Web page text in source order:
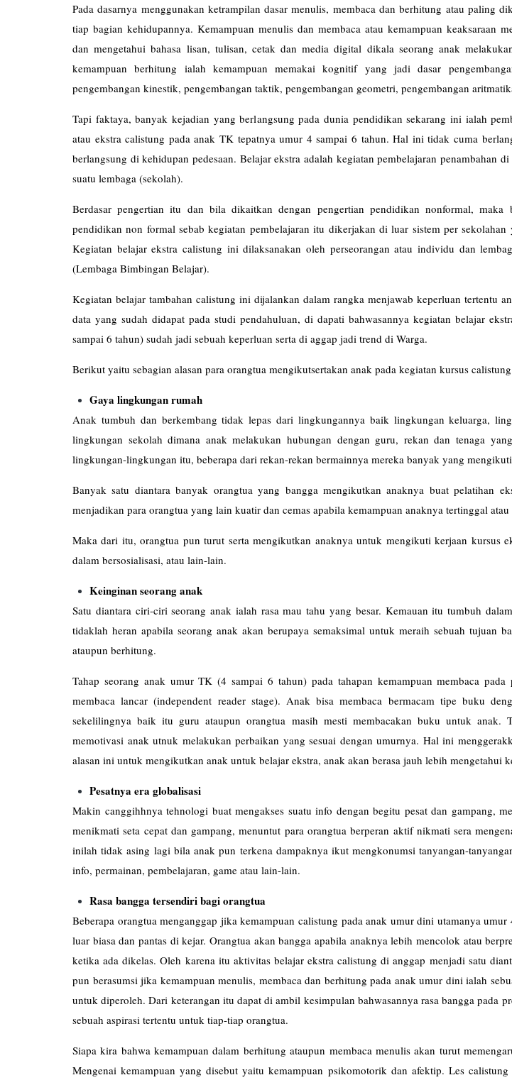
Pada dasarnya menggunakan ketrampilan dasar menulis, membaca dan berhitung atau paling
tiap bagian kehidupannya. Kemampuan menulis dan membaca atau kemampuan keaksaraan
dan mengetahui bahasa lisan, tulisan, cetak dan media digital dikala seorang anak
kemampuan berhitung ialah kemampuan memakai kognitif yang jadi dasar
pengembangan kinestik, pengembangan taktik, pengembangan geometri, pengembangan
Tapi faktaya, banyak kejadian yang berlangsung pada dunia pendidikan sekarang ini ialah
atau ekstra calistung pada anak TK tepatnya umur 4 sampai 6 tahun. Hal ini tidak cuma
berlangsung di kehidupan pedesaan. Belajar ekstra adalah kegiatan pembelajaran penambahan
suatu lembaga (sekolah).
Berdasar pengertian itu dan bila dikaitkan dengan pengertian pendidikan nonformal, maka
pendidikan non formal sebab kegiatan pembelajaran itu dikerjakan di luar sistem per
Kegiatan belajar ekstra calistung ini dilaksanakan oleh perseorangan atau individu dan
(Lembaga Bimbingan Belajar).
Kegiatan belajar tambahan calistung ini dijalankan dalam rangka menjawab keperluan tertentu
data yang sudah didapat pada studi pendahuluan, di dapati bahwasannya kegiatan belajar
sampai 6 tahun) sudah jadi sebuah keperluan serta di aggap jadi trend di Warga.
Berikut yaitu sebagian alasan para orangtua mengikutsertakan anak pada kegiatan kursus
Gaya lingkungan rumah
Anak tumbuh dan berkembang tidak lepas dari lingkungannya baik lingkungan keluarga,
lingkungan sekolah dimana anak melakukan hubungan dengan guru, rekan dan tenaga
lingkungan-lingkungan itu, beberapa dari rekan-rekan bermainnya mereka banyak yang
Banyak satu diantara banyak orangtua yang bangga mengikutkan anaknya buat pelatihan
menjadikan para orangtua yang lain kuatir dan cemas apabila kemampuan anaknya tertinggal
Maka dari itu, orangtua pun turut serta mengikutkan anaknya untuk mengikuti kerjaan kursus
dalam bersosialisasi, atau lain-lain.
Keinginan seorang anak
Satu diantara ciri-ciri seorang anak ialah rasa mau tahu yang besar. Kemauan itu tumbuh
tidaklah heran apabila seorang anak akan berupaya semaksimal untuk meraih sebuah tujuan
ataupun berhitung.
Tahap seorang anak umur TK (4 sampai 6 tahun) pada tahapan kemampuan membaca
membaca lancar (independent reader stage). Anak bisa membaca bermacam tipe buku
sekelilingnya baik itu guru ataupun orangtua masih mesti membacakan buku untuk anak.
memotivasi anak utnuk melakukan perbaikan yang sesuai dengan umurnya. Hal ini
alasan ini untuk mengikutkan anak untuk belajar ekstra, anak akan berasa jauh lebih mengetahui
Pesatnya era globalisasi
Makin canggihhnya tehnologi buat mengakses suatu info dengan begitu pesat dan gampang,
menikmati seta cepat dan gampang, menuntut para orangtua berperan aktif nikmati sera
inilah tidak asing lagi bila anak pun terkena dampaknya ikut mengkonumsi tanyangan-
info, permainan, pembelajaran, game atau lain-lain.
Rasa bangga tersendiri bagi orangtua
Beberapa orangtua menganggap jika kemampuan calistung pada anak umur dini utamanya
luar biasa dan pantas di kejar. Orangtua akan bangga apabila anaknya lebih mencolok atau
ketika ada dikelas. Oleh karena itu aktivitas belajar ekstra calistung di anggap menjadi satu
pun berasumsi jika kemampuan menulis, membaca dan berhitung pada anak umur dini ialah
untuk diperoleh. Dari keterangan itu dapat di ambil kesimpulan bahwasannya rasa bangga pada
sebuah aspirasi tertentu untuk tiap-tiap orangtua.
Siapa kira bahwa kemampuan dalam berhitung ataupun membaca menulis akan turut
Mengenai kemampuan yang disebut yaitu kemampuan psikomotorik dan afektip. Les calistung